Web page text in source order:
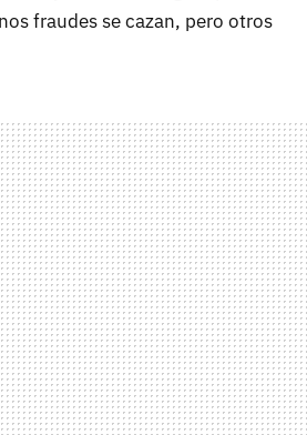
fraudes se cazan, pero otros